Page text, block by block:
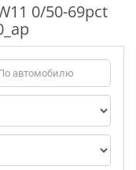
0/50-69pct
автомобилю